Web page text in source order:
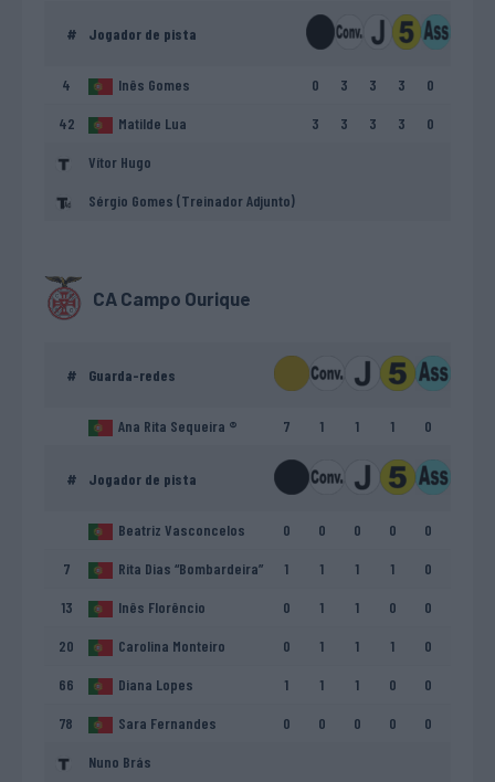
# Jogador de pista
4 Inês Gomes 0 3 3 3 0
42 Matilde Lua 3 3 3 3 0
Vítor Hugo
Sérgio Gomes (Treinador Adjunto)
CA Campo Ourique
# Guarda-redes
Ana Rita Sequeira ® 7 1 1 1 0
# Jogador de pista
Beatriz Vasconcelos 0 0 0 0 0
7 Rita Dias “Bombardeira” 1 1 1 1 0
13 Inês Florêncio 0 1 1 0 0
20 Carolina Monteiro 0 1 1 1 0
66 Diana Lopes 1 1 1 0 0
78 Sara Fernandes 0 0 0 0 0
Nuno Brás